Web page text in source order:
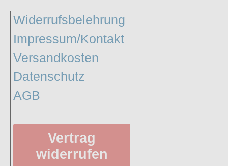
Widerrufsbelehrung
Impressum/Kontakt
Versandkosten
Datenschutz
AGB
Vertrag
widerrufen